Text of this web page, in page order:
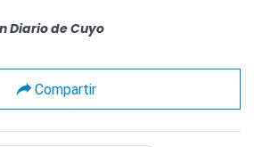
Diario de Cuyo
Compartir